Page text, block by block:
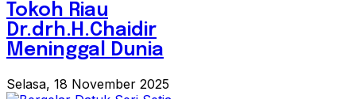
Tokoh Riau
Dr.drh.H.Chaidir
Meninggal Dunia
Selasa, 18 November 2025